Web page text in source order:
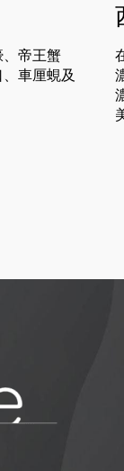
帝王蟹
車厘蜆及